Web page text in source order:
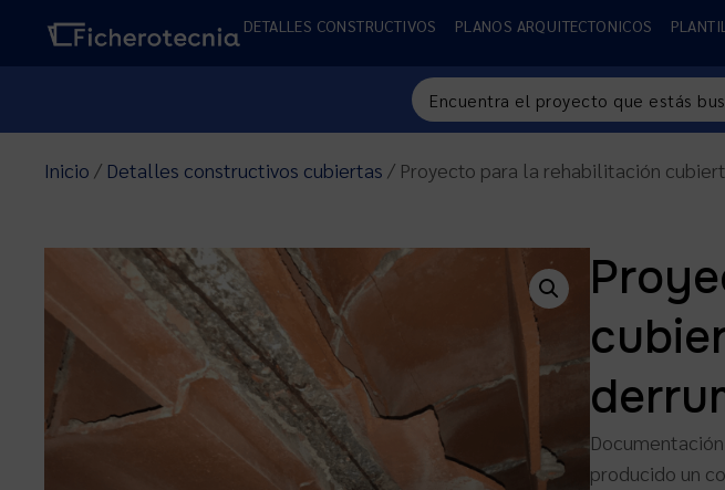
DETALLES CONSTRUCTIVOS PLANOS ARQUITECTONICOS
Inicio / Detalles constructivos cubiertas / Proyecto para la rehabilitación
producido un